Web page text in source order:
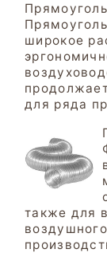
широкое
для ряда
также для